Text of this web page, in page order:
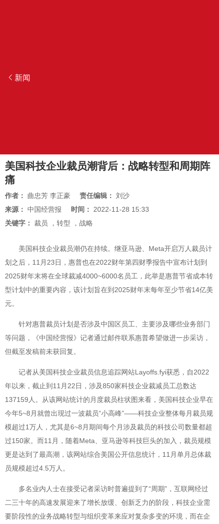
新闻
美国科技企业裁员潮背后：战略转型和周期阵
痛
作者： 曲忠芳 李正豪 责任编辑： 刘沙
来源： 中国经营报 时间： 2022-11-28 15:33
关键字： 裁员 ， 转型 ， 战略
美国科技企业裁员潮仍在持续。继亚马逊、Meta开启万人裁员计
划之后，11月23日，惠普也在2022财年第四财季报告中宣布计划到
2025财年末将在全球裁减4000~6000名员工，此举是惠普节省成本转
型计划中的重要内容，该计划旨在到2025财年末每年至少节省14亿美
元。
针对惠普裁员计划是否涉及中国区员工、主要涉及哪些业务部门
等问题，《中国经营报》记者通过邮件联系惠普希望做进一步采访，
但截至发稿前未获回复。
记者从美国科技企业裁员信息追踪网站Layoffs.fyi获悉，自2022
年以来，截止到11月22日，涉及850家科技企业裁减员工总数达
137159人。从该网站统计的月度裁员柱状图来看，美国科技企业早在
今年5~8月就曾出现过一波裁员“小高峰”——科技企业整体每月裁员规
模超过1万人，尤其是6~8月期间每个月涉及裁员的科技公司数量都超
过150家。而11月，随着Meta、亚马逊等科技巨头的加入，裁员规模
更是达到了最高潮，该网站综合美国公开信息统计，11月单月总体裁
员规模超过4.5万人。
多名业内人士在接受记者采访时普遍提到了“周期”，互联网经过
二三十年的高速发展迎来了增长放缓、创新乏力的阶段，科技企业需
要阶段性的业务战略转型与组织变革来应对复杂多变的环境，而在企